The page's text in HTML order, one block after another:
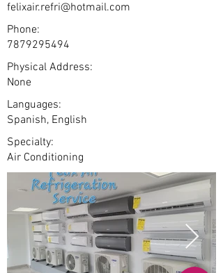
felixair.refri@hotmail.com
Phone:
7879295494
Physical Address:
None
Languages:
Spanish, English
Specialty:
Air Conditioning